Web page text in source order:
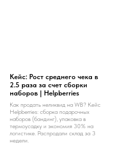
Кейс: Рост среднего чека в
2.5 раза за счет сборки
наборов | Helpberries
Как продать неликвид на WB? Кейс
Helpberries: сборка подарочных
наборов (бандинг), упаковка в
термоусадку и экономия 30% на
логистике. Распродали склад за 3
недели.